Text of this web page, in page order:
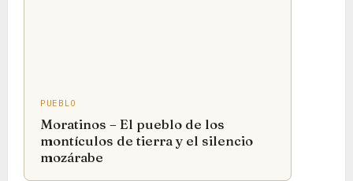
PUEBLO
Moratinos – El pueblo de los
montículos de tierra y el silencio
mozárabe